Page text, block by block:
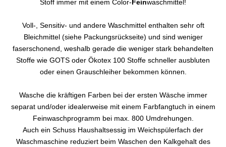
Stoff immer mit einem Color-Feinwaschmittel!
Voll-, Sensitiv- und andere Waschmittel enthalten sehr oft
Bleichmittel (siehe Packungsrückseite) und sind weniger
faserschonend, weshalb gerade die weniger stark behandelten
Stoffe wie GOTS oder Ökotex 100 Stoffe schneller ausbluten
oder einen Grauschleiher bekommen können.
Wasche die kräftigen Farben bei der ersten Wäsche immer
separat und/oder idealerweise mit einem Farbfangtuch in einem
Feinwaschprogramm bei max. 800 Umdrehungen.
Auch ein Schuss Haushaltsessig im Weichspülerfach der
Waschmaschine reduziert beim Waschen den Kalkgehalt des